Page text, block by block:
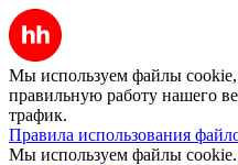
Мы используем файлы cookie,
правильную работу нашего
трафик.
Правила использования
Мы используем файлы cookie.